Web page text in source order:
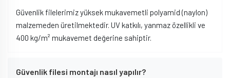
Güvenlik filelerimiz yüksek mukavemetli polyamid (naylon)
malzemeden üretilmektedir. UV katkılı, yanmaz özellikli ve
400 kg/m² mukavemet değerine sahiptir.
Güvenlik filesi montajı nasıl yapılır?